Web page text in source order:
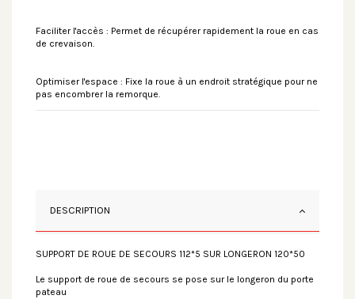
Faciliter l'accès : Permet de récupérer rapidement la roue en cas
de crevaison.
Optimiser l'espace : Fixe la roue à un endroit stratégique pour ne
pas encombrer la remorque.
DESCRIPTION
SUPPORT DE ROUE DE SECOURS 112*5 SUR LONGERON 120*50
Le support de roue de secours se pose sur le longeron du porte
pateau